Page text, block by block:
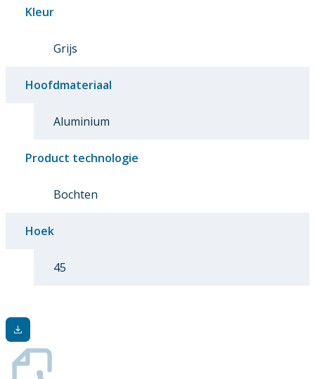
Kleur
Grijs
Hoofdmateriaal
Aluminium
Product technologie
Bochten
Hoek
45